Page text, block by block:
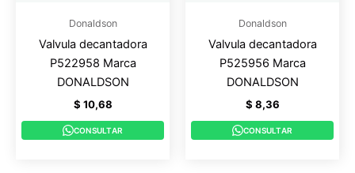
Donaldson
Valvula decantadora
P522958 Marca
DONALDSON
$ 10,68
CONSULTAR
Donaldson
Valvula decantadora
P525956 Marca
DONALDSON
$ 8,36
CONSULTAR